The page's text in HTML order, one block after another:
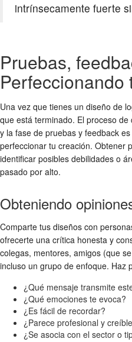
intrínsecamente fuerte
Pruebas,
Perfeccionando
Una vez que tienes un diseño de
que está terminado. El proceso de
y la fase de pruebas y feedback
perfeccionar tu creación. Obtener
identificar posibles debilidades o
pasado por alto.
Obteniendo
Comparte tus diseños con
ofrecerte una crítica honesta y
colegas, mentores, amigos (que
incluso un grupo de enfoque. Haz
¿Qué mensaje transmite
¿Qué emociones te evoca?
¿Es fácil de recordar?
¿Parece profesional y
¿Se asocia con el sector o